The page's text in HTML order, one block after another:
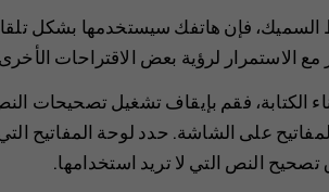
السميك، فإن هاتفك سيستخدمها بشكل
مع الاستمرار لرؤية بعض الاقتراحات
الكتابة، فقم بإيقاف تشغيل تصحيحات
على الشاشة‬. حدد لوحة المفاتيح
النص التي لا تريد استخدامها.